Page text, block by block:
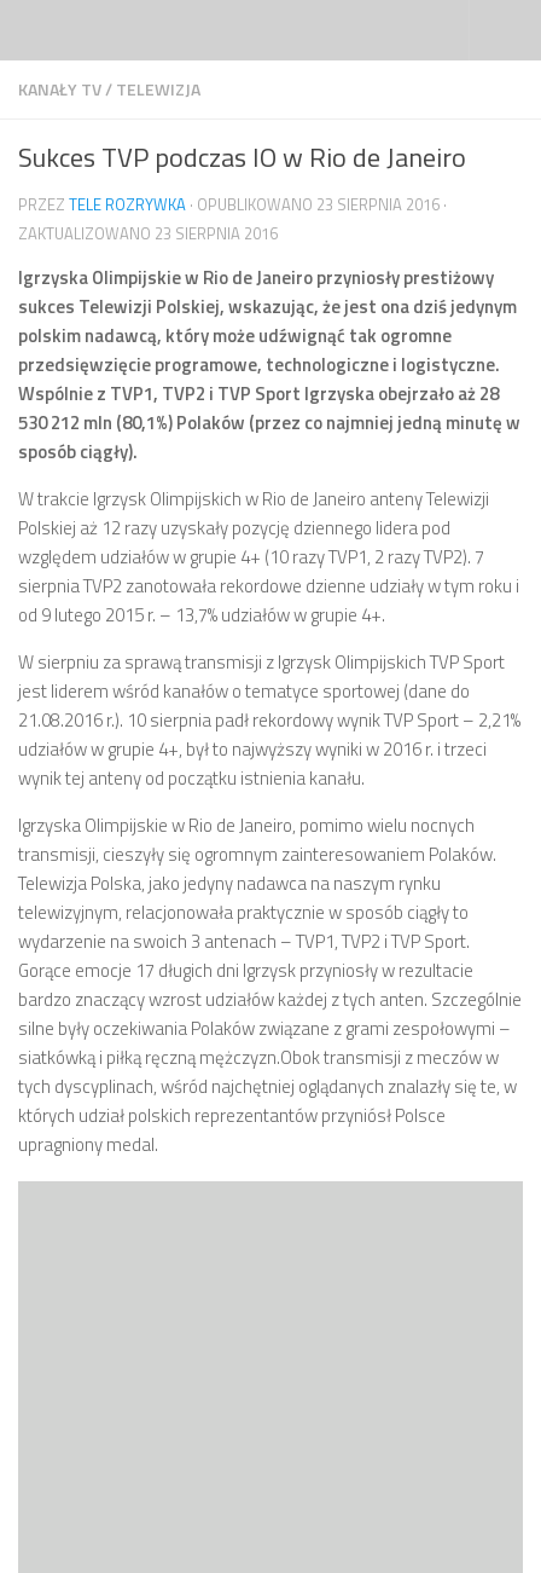
KANAŁY TV/TELEWIZJA
Sukces TVP podczas IO w Rio de Janeiro
PRZEZ TELE ROZRYWKA · OPUBLIKOWANO 23 SIERPNIA 2016 ·
ZAKTUALIZOWANO 23 SIERPNIA 2016
Igrzyska Olimpijskie w Rio de Janeiro przyniosły prestiżowy
sukces Telewizji Polskiej, wskazując, że jest ona dziś jedynym
polskim nadawcą, który może udźwignąć tak ogromne
przedsięwzięcie programowe, technologiczne i logistyczne.
Wspólnie z TVP1, TVP2 i TVP Sport Igrzyska obejrzało aż 28
530 212 mln (80,1%) Polaków (przez co najmniej jedną minutę w
sposób ciągły).
W trakcie Igrzysk Olimpijskich w Rio de Janeiro anteny Telewizji
Polskiej aż 12 razy uzyskały pozycję dziennego lidera pod
względem udziałów w grupie 4+ (10 razy TVP1, 2 razy TVP2). 7
sierpnia TVP2 zanotowała rekordowe dzienne udziały w tym roku i
od 9 lutego 2015 r. – 13,7% udziałów w grupie 4+.
W sierpniu za sprawą transmisji z Igrzysk Olimpijskich TVP Sport
jest liderem wśród kanałów o tematyce sportowej (dane do
21.08.2016 r.). 10 sierpnia padł rekordowy wynik TVP Sport – 2,21%
udziałów w grupie 4+, był to najwyższy wyniki w 2016 r. i trzeci
wynik tej anteny od początku istnienia kanału.
Igrzyska Olimpijskie w Rio de Janeiro, pomimo wielu nocnych
transmisji, cieszyły się ogromnym zainteresowaniem Polaków.
Telewizja Polska, jako jedyny nadawca na naszym rynku
telewizyjnym, relacjonowała praktycznie w sposób ciągły to
wydarzenie na swoich 3 antenach – TVP1, TVP2 i TVP Sport.
Gorące emocje 17 długich dni Igrzysk przyniosły w rezultacie
bardzo znaczący wzrost udziałów każdej z tych anten. Szczególnie
silne były oczekiwania Polaków związane z grami zespołowymi –
siatkówką i piłką ręczną mężczyzn.Obok transmisji z meczów w
tych dyscyplinach, wśród najchętniej oglądanych znalazły się te, w
których udział polskich reprezentantów przyniósł Polsce
upragniony medal.